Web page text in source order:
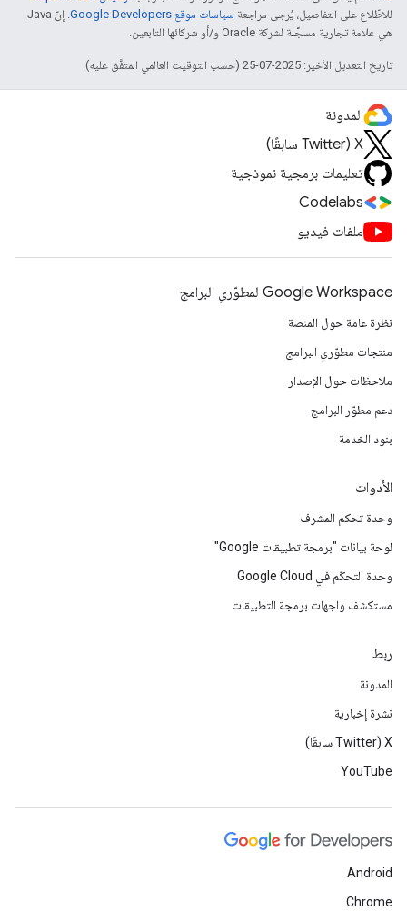
للاطّلاع على التفاصيل، يُرجى مراجعة سياسات موقع Google Developers‏
. إنّ Java
هي علامة تجارية مسجَّلة لشركة Oracle و/أو شركائها التابعين.
تاريخ التعديل الأخير: 2025-07-25 (حسب التوقيت العالمي المتفَّق عليه)
المدونة
‫X ‏(Twitter سابقًا)
تعليمات برمجية نموذجية
Codelabs
ملفات فيديو
Google Workspace لمطوّري البرامج
نظرة عامة حول المنصة
منتجات مطوّري البرامج
ملاحظات حول الإصدار
دعم مطوّر البرامج
بنود الخدمة
الأدوات
وحدة تحكم المشرف
لوحة بيانات "برمجة تطبيقات Google"
وحدة التحكّم في Google Cloud
مستكشف واجهات برمجة التطبيقات
ربط
المدونة
نشرة إخبارية
‫X ‏(Twitter سابقًا)
YouTube
Android
Chrome